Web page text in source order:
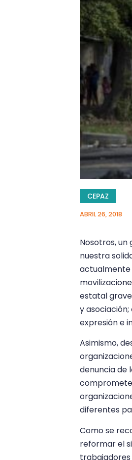
CEPAZ
ABRIL 26, 2018
Nosotros,
nuestra
actualmente
estatal
y
expresión e
Asimismo,
denuncia de
diferentes
Como se
reformar el
trabajadores